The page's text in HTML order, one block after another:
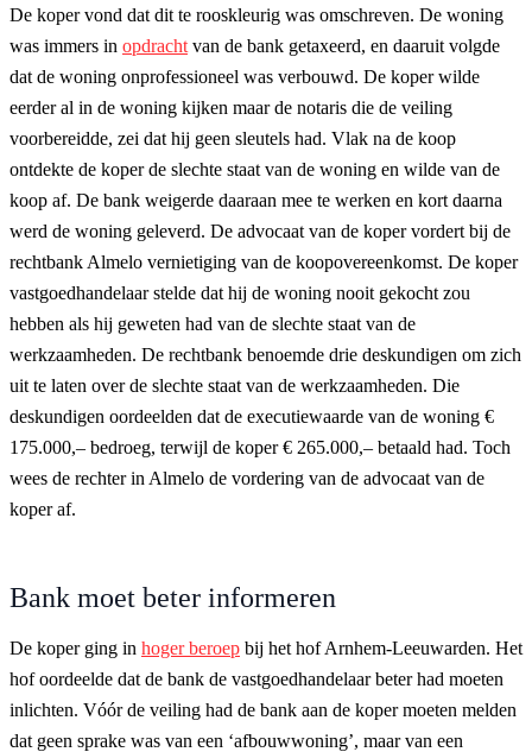
De koper vond dat dit te rooskleurig was omschreven. De woning
was immers in opdracht van de bank getaxeerd, en daaruit volgde
dat de woning onprofessioneel was verbouwd. De koper wilde
eerder al in de woning kijken maar de notaris die de veiling
voorbereidde, zei dat hij geen sleutels had. Vlak na de koop
ontdekte de koper de slechte staat van de woning en wilde van de
koop af. De bank weigerde daaraan mee te werken en kort daarna
werd de woning geleverd. De advocaat van de koper vordert bij de
rechtbank Almelo vernietiging van de koopovereenkomst. De koper
vastgoedhandelaar stelde dat hij de woning nooit gekocht zou
hebben als hij geweten had van de slechte staat van de
werkzaamheden. De rechtbank benoemde drie deskundigen om zich
uit te laten over de slechte staat van de werkzaamheden. Die
deskundigen oordeelden dat de executiewaarde van de woning €
175.000,– bedroeg, terwijl de koper € 265.000,– betaald had. Toch
wees de rechter in Almelo de vordering van de advocaat van de
koper af.
Bank moet beter informeren
De koper ging in hoger beroep bij het hof Arnhem-Leeuwarden. Het
hof oordeelde dat de bank de vastgoedhandelaar beter had moeten
inlichten. Vóór de veiling had de bank aan de koper moeten melden
dat geen sprake was van een ‘afbouwwoning’, maar van een